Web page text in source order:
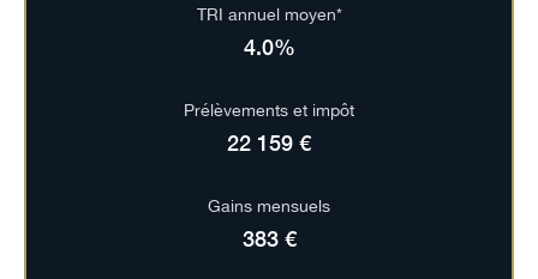
TRI annuel moyen*
4.0%
Prélèvements et impôt
22 159 €
Gains mensuels
383 €